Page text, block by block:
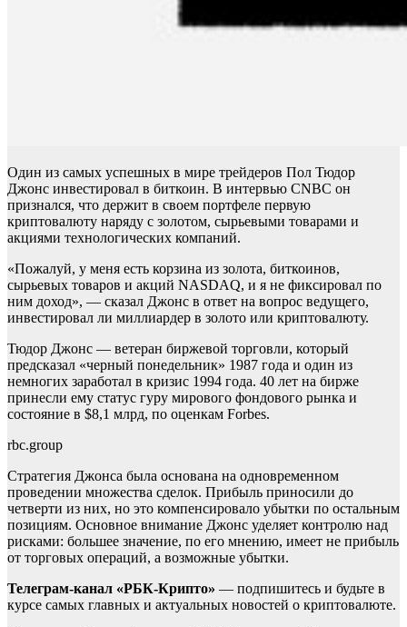
Один из самых успешных в мире трейдеров Пол Тюдор
Джонс инвестировал в биткоин. В интервью CNBC он
признался, что держит в своем портфеле первую
криптовалюту наряду с золотом, сырьевыми товарами и
акциями технологических компаний.
«Пожалуй, у меня есть корзина из золота, биткоинов,
сырьевых товаров и акций NASDAQ, и я не фиксировал по
ним доход», — сказал Джонс в ответ на вопрос ведущего,
инвестировал ли миллиардер в золото или криптовалюту.
Тюдор Джонс — ветеран биржевой торговли, который
предсказал «черный понедельник» 1987 года и один из
немногих заработал в кризис 1994 года. 40 лет на бирже
принесли ему статус гуру мирового фондового рынка и
состояние в $8,1 млрд, по оценкам Forbes.
rbc.group
Стратегия Джонса была основана на одновременном
проведении множества сделок. Прибыль приносили до
четверти из них, но это компенсировало убытки по остальным
позициям. Основное внимание Джонс уделяет контролю над
рисками: большее значение, по его мнению, имеет не прибыль
от торговых операций, а возможные убытки.
Телеграм-канал «РБК-Крипто» — подпишитесь и будьте в
курсе самых главных и актуальных новостей о криптовалюте.